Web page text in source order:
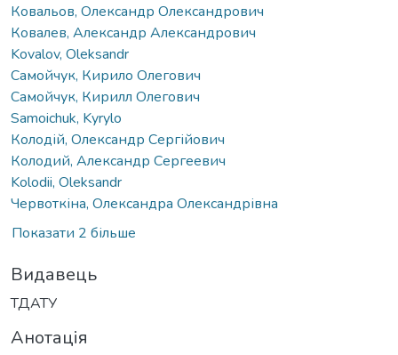
Ковальов, Олександр Олександрович
Ковалев, Александр Александрович
Kovalov, Oleksandr
Самойчук, Кирило Олегович
Самойчук, Кирилл Олегович
Samoichuk, Kyrylo
Колодій, Олександр Сергійович
Колодий, Александр Сергеевич
Kolodii, Oleksandr
Червоткіна, Олександра Олександрівна
Показати 2 більше
Видавець
ТДАТУ
Анотація